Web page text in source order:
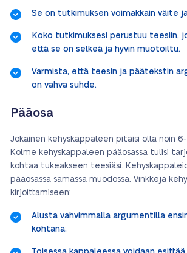
Se on tutkimuksen voimakkain väite
Koko tutkimuksesi perustuu teesiin,
että se on selkeä ja hyvin muotoiltu.
Varmista, että teesin ja päätekstin
on vahva suhde.
Pääosa
Jokainen kehyskappaleen pitäisi olla noin
Kolme kehyskappaleen pääosassa tulisi
kohtaa tukeakseen teesiäsi.
pääosassa samassa muodossa. Vinkkejä
kirjoittamiseen:
Alusta vahvimmalla argumentilla
kohtana;